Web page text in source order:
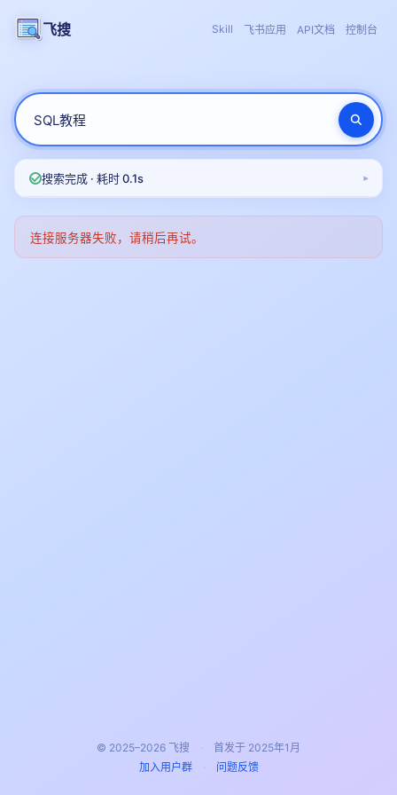
飞搜 Skill 飞书应用 API文档 控制台
搜索完成 · 耗时 0.1s ▾
连接服务器失败，请稍后再试。
© 2025–2026 飞搜 ·
首发于 2025年1月
加入用户群
· 问题反馈